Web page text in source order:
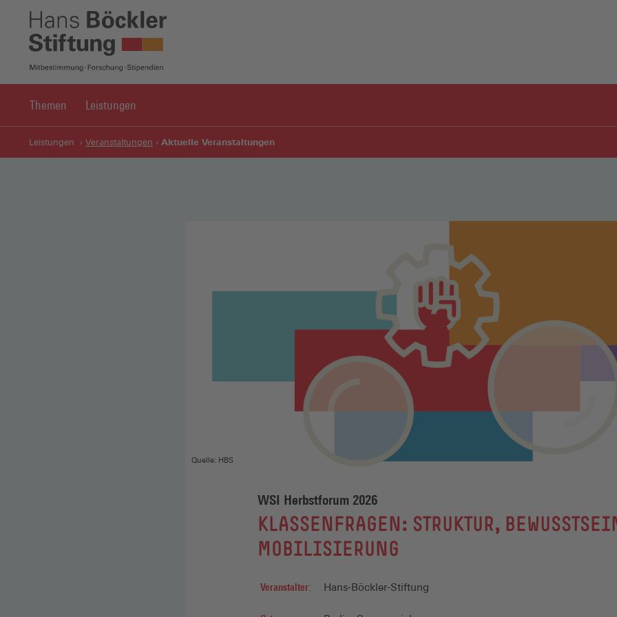
Themen Leistungen
Leistungen Veranstaltungen Aktuelle Veranstaltungen
Quelle: HBS
WSI Herbstforum 2026
:
KLASSENFRAGEN: STRUKTUR,
MOBILISIERUNG
Veranstalter: Hans-Böckler-Stiftung